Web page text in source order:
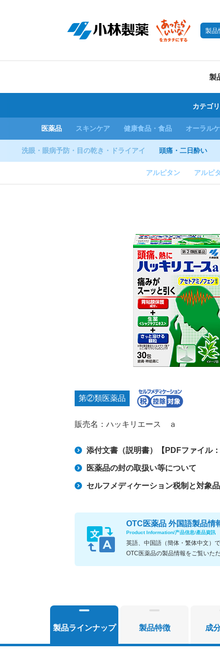
製品
製
カテゴ
医薬品 スキンケア 健康食品・食品 オーラル
洗眼・眼病予防・目の乾き・ドライアイ 頭痛・二日酔い
アルピタン アルピ
第②類医薬品
販売名：ハッキリエース ａ
添付文書（説明書）【PDFファイル
医薬品の封の取扱い等について
セルフメディケーション税制と対象
OTC医薬品 外国語製品情
Product Information/产品信息/產品資訊
英語、中国語（簡体・繁体中文）で
OTC医薬品の製品情報をご覧いた
製品ラインナップ 製品特徴 成